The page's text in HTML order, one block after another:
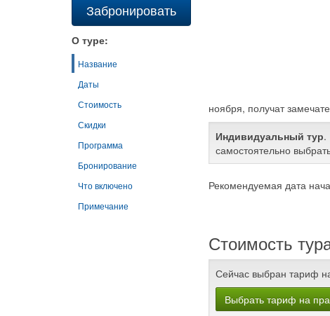
ноября, получат
Индивидуальный тур.
самостоятельно
Рекомендуемая дата
Стоимость
Сейчас выбран тариф
Выбрать тариф на
Забронировать
О туре:
Название
Даты
Стоимость
Скидки
Программа
Бронирование
Что включено
Примечание